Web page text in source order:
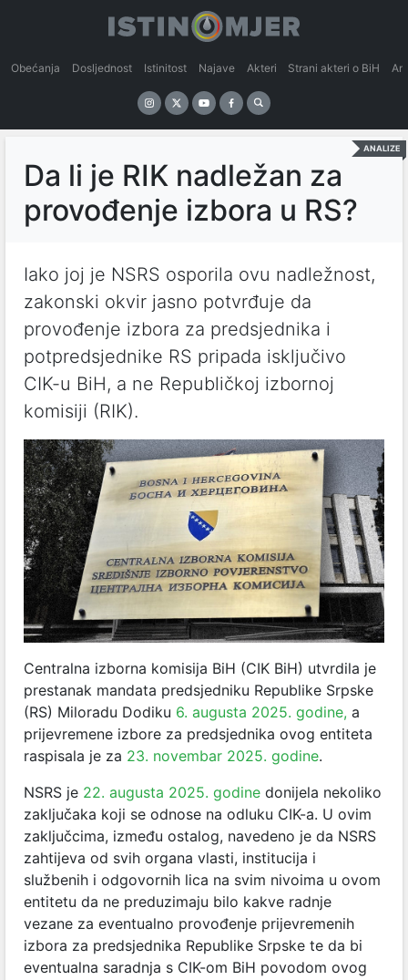
Obećanja Dosljednost Istinitost Najave Akteri Strani akteri o BiH
ANALIZE
Da li je RIK nadležan za
provođenje izbora u RS?
Iako joj je NSRS osporila ovu nadležnost,
zakonski okvir jasno potvrđuje da
provođenje izbora za predsjednika i
potpredsjednike RS pripada isključivo
CIK-u BiH, a ne Republičkoj izbornoj
komisiji (RIK).
Centralna izborna komisija BiH (CIK BiH) utvrdila je
prestanak mandata predsjedniku Republike Srpske
(RS) Miloradu Dodiku 6. augusta 2025. godine, a
prijevremene izbore za predsjednika ovog entiteta
raspisala je za 23. novembar 2025. godine.
NSRS je 22. augusta 2025. godine donijela nekoliko
zaključaka koji se odnose na odluku CIK-a. U ovim
zaključcima, između ostalog, navedeno je da NSRS
zahtijeva od svih organa vlasti, institucija i
službenih i odgovornih lica na svim nivoima u ovom
entitetu da ne preduzimaju bilo kakve radnje
vezane za eventualno provođenje prijevremenih
izbora za predsjednika Republike Srpske te da bi
eventualna saradnja s CIK-om BiH povodom ovog